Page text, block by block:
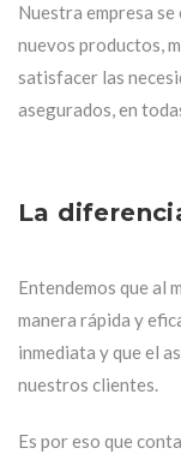
Nuestra empresa
nuevos productos,
satisfacer las
asegurados, en
La
Entendemos que al
manera rápida y
inmediata y que el
nuestros clientes.
Es por eso que